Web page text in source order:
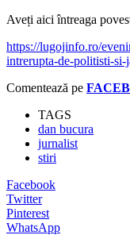
Aveți aici întreaga
https://lugojinfo.ro/
intrerupta-de-politisti-
Comentează pe
TAGS
dan bucura
jurnalist
stiri
Facebook
Twitter
Pinterest
WhatsApp